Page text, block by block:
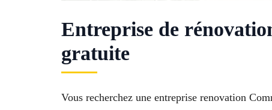
Entreprise de
gratuite
Vous recherchez une entreprise renovation